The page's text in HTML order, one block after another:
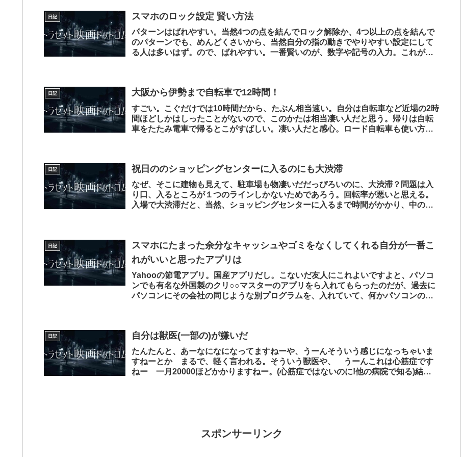
日記 スマホのロック設定 賢い方法
パターンはばれやすい。当然4つの点を結んでロック解除か、4つ以上の点を結んで
のパターンでも、めんどくさいから、当然自分の指の動きでやりやすい設定にして
る人は多いはず。ので、ばれやすい。一番賢いのが、数字や記号の入力。これが一
日記 大阪から伊勢まで自転車で12時間！
すごい。こぐだけでは10時間だから、たぶん相当速い。自分は自転車など近場の2時
間ほどしかはしったことがないので、このかたは相当凄い人だと思う。帰りは自転
車をたたみ電車で帰るとこがすばしい。凄い人だと感心。ロード自転車も使い方に
日記 祝日ののショッピングセンターに入るのにも大渋滞
なぜ、そこに建物も見えて、駐車場も物凄いだだっぴろいのに、大渋滞？問題は入
り口、入るところが１つのラインしかないためであろう。回転率が悪いと思える。
入場で大渋滞だと、当然、ショッピングセンターに入るまで時間がかかり、中のも
日記
スマホにたまった余分なキャッシュやゴミをなくしてくれる自分が一番こ
れがいいと思ったアプリは
Yahooの節電アプリ。国産アプリだし。こないだ友人にこれよいですよと、パソコ
ンでも有名な外国製のクリ○○マスターのアプリをら入れてもらったのだが、過去に
パソコンにその会社の同じような別プログラムを、入れていて、何かパソコンの動
日記 自分は獣医(一部の)が嫌いだ
たんたんと、あーなになになってますねーや、うーんそういう感じになっちゃいま
すねーとか まるで、軽く言われる。そういう獣医や、 うーんこれは心筋症です
ねー 一月20000ほどかかりますねー。(心筋症ではないのに!他の病院で知る)結果
スポンサーリンク